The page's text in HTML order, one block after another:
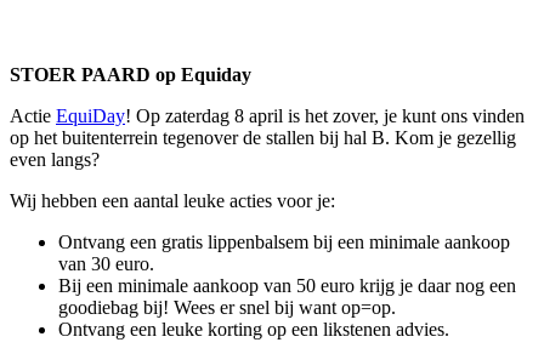
STOER PAARD op Equiday
Actie EquiDay! Op zaterdag 8 april is het zover, je kunt ons vinden
op het buitenterrein tegenover de stallen bij hal B. Kom je gezellig
even langs?
Wij hebben een aantal leuke acties voor je:
Ontvang een gratis lippenbalsem bij een minimale aankoop
van 30 euro.
Bij een minimale aankoop van 50 euro krijg je daar nog een
goodiebag bij! Wees er snel bij want op=op.
Ontvang een leuke korting op een likstenen advies.